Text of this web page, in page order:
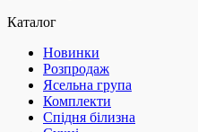
Каталог
Новинки
Розпродаж
Ясельна група
Комплекти
Спідня білизна